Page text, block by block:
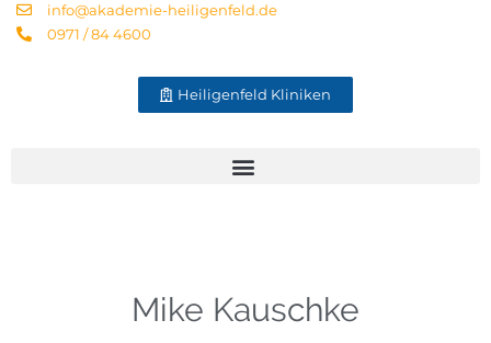
info@akademie-heiligenfeld.de
0971 / 84 4600
Heiligenfeld Kliniken
Mike Kauschke